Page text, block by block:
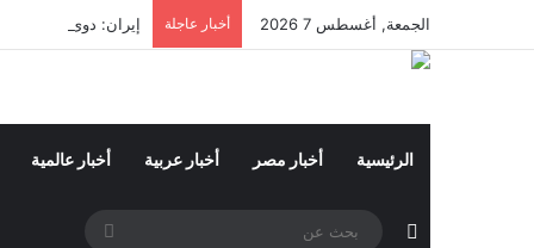
الجمعة, أغسطس 7 2026 أخبار عاجلة إيران: دوى
الرئيسية أخبار مصر أخبار عربية أخبار عالمية
مقال عشوائي